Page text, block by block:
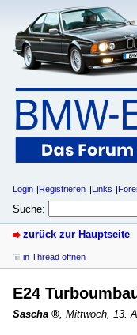
Login Registrieren Links
Suche:
zurück zur Hauptseite
in Thread öffnen
E24
Sascha Mittwoch, 13.